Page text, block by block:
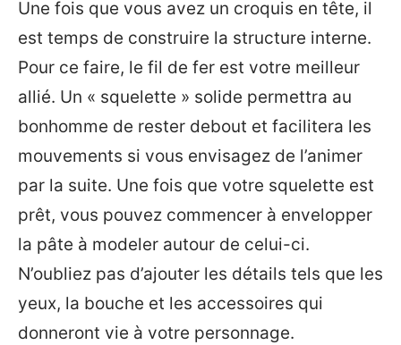
Une fois que vous avez un croquis en tête, il
est temps de construire la structure interne.
Pour ce faire, le fil de fer est votre meilleur
allié. Un « squelette » solide permettra au
bonhomme de rester debout et facilitera les
mouvements si vous envisagez de l’animer
par la suite. Une fois que votre squelette est
prêt, vous pouvez commencer à envelopper
la pâte à modeler autour de celui-ci.
N’oubliez pas d’ajouter les détails tels que les
yeux, la bouche et les accessoires qui
donneront vie à votre personnage.